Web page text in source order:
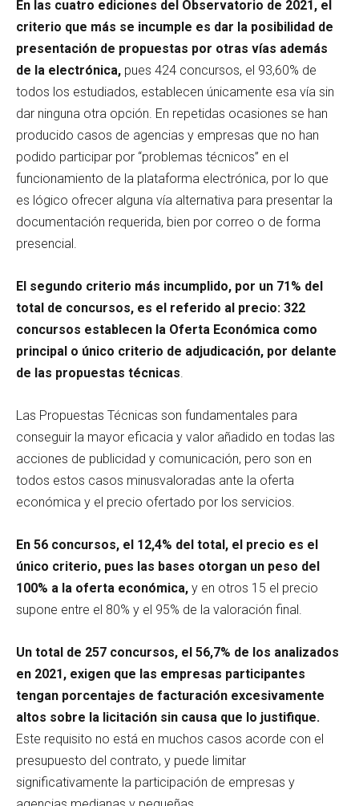
En las cuatro ediciones del Observatorio de 2021, el
criterio que más se incumple es dar la posibilidad de
presentación de propuestas por otras vías además
de la electrónica, pues 424 concursos, el 93,60% de
todos los estudiados, establecen únicamente esa vía sin
dar ninguna otra opción. En repetidas ocasiones se han
producido casos de agencias y empresas que no han
podido participar por “problemas técnicos” en el
funcionamiento de la plataforma electrónica, por lo que
es lógico ofrecer alguna vía alternativa para presentar la
documentación requerida, bien por correo o de forma
presencial.
El segundo criterio más incumplido, por un 71% del
total de concursos, es el referido al precio: 322
concursos establecen la Oferta Económica como
principal o único criterio de adjudicación, por delante
de las propuestas técnicas
Las Propuestas Técnicas son fundamentales para
conseguir la mayor eficacia y valor añadido en todas las
acciones de publicidad y comunicación, pero son en
todos estos casos minusvaloradas ante la oferta
económica y el precio ofertado por los servicios.
En 56 concursos, el 12,4% del total, el precio es el
único criterio, pues las bases otorgan un peso del
100% a la oferta económica, y en otros 15 el precio
supone entre el 80% y el 95% de la valoración final.
Un total de 257 concursos, el 56,7% de los analizados
en 2021, exigen que las empresas participantes
tengan porcentajes de facturación excesivamente
altos sobre la licitación sin causa que lo justifique.
Este requisito no está en muchos casos acorde con el
presupuesto del contrato, y puede limitar
significativamente la participación de empresas y